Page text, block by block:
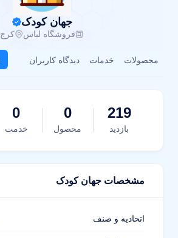
جهان کودک
فروشگاه لباس کرج
محصولات خدمات دیدگاه کاربران
219
بازدید
0
محصول
0
خدمت
مشخصات جهان کودک
اتحادیه و صنف